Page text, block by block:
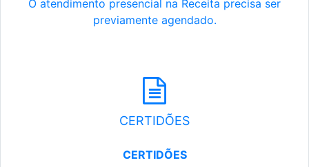
O atendimento presencial na Receita precisa ser
previamente agendado.
CERTIDÕES
CERTIDÕES